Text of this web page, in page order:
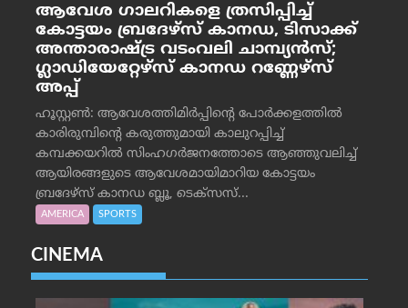
ആവേശ ഗാലറികളെ ത്രസിപ്പിച്ച്
കോട്ടയം ബ്രദേഴ്‌സ് കാനഡ, ടിസാക്ക്
അന്താരാഷ്ട്ര വടംവലി ചാമ്പ്യന്‍സ്;
ഗ്ലാഡിയേറ്റേഴ്‌സ് കാനഡ റണ്ണേഴ്‌സ്
അപ്പ്
ഹൂസ്റ്റണ്‍: ആവേശത്തിമിര്‍പ്പിന്റെ പോര്‍ക്കളത്തില്‍
കാരിരുമ്പിന്റെ കരുത്തുമായി കാലുറപ്പിച്ച്
കമ്പക്കയറില്‍ സിംഹഗര്‍ജനത്തോടെ ആഞ്ഞുവലിച്ച്
ആയിരങ്ങളുടെ ആവേശമായിമാറിയ കോട്ടയം
ബ്രദേഴ്‌സ് കാനഡ ബ്ലൂ, ടെക്‌സസ്...
AMERICA SPORTS
CINEMA